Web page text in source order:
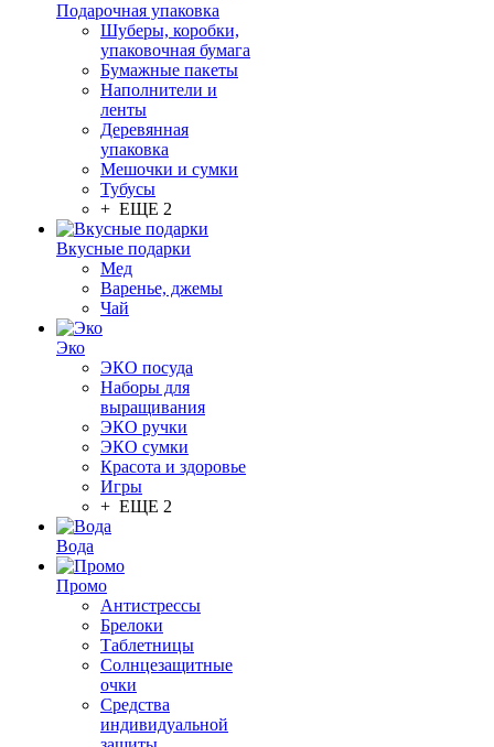
Подарочная упаковка
Шуберы, коробки,
упаковочная бумага
Бумажные пакеты
Наполнители и
ленты
Деревянная
упаковка
Мешочки и сумки
Тубусы
+ ЕЩЕ 2
Вкусные подарки
Мед
Варенье, джемы
Чай
Эко
ЭКО посуда
Наборы для
выращивания
ЭКО ручки
ЭКО сумки
Красота и здоровье
Игры
+ ЕЩЕ 2
Вода
Промо
Антистрессы
Брелоки
Таблетницы
Солнцезащитные
очки
Средства
индивидуальной